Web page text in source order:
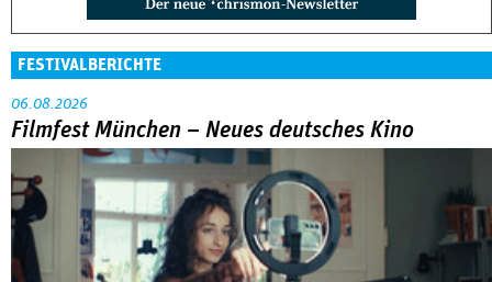
FESTIVALBERICHTE
06.08.2026
Filmfest München – Neues deutsches Kino